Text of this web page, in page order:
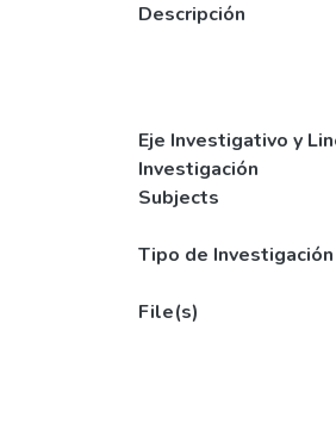
Descripción
Eje Investigativo y
Investigación
Subjects
Tipo de Investigación
File(s)